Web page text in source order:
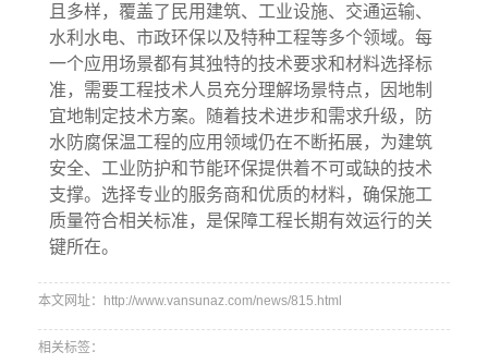
且多样，覆盖了民用建筑、工业设施、交通运输、
水利水电、市政环保以及特种工程等多个领域。每
一个应用场景都有其独特的技术要求和材料选择标
准，需要工程技术人员充分理解场景特点，因地制
宜地制定技术方案。随着技术进步和需求升级，防
水防腐保温工程的应用领域仍在不断拓展，为建筑
安全、工业防护和节能环保提供着不可或缺的技术
支撑。选择专业的服务商和优质的材料，确保施工
质量符合相关标准，是保障工程长期有效运行的关
键所在。
本文网址：http://www.vansunaz.com/news/815.html
相关标签：